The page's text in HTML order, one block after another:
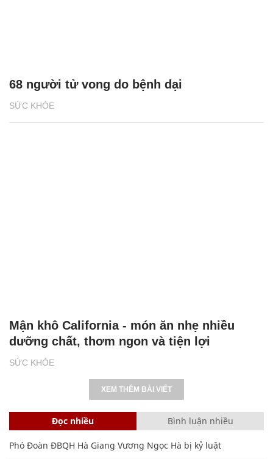
SỨC KHỎE
68 người tử vong do bệnh dại
SỨC KHỎE
Mận khô California - món ăn nhẹ nhiều
dưỡng chất, thơm ngon và tiện lợi
XEM THÊM BÀI VIẾT
Đọc nhiều Bình luận nhiều
Phó Đoàn ĐBQH Hà Giang Vương Ngọc Hà bị kỷ luật